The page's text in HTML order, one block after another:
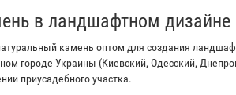
в ландшафтном дизайне
камень оптом для создания
городе Украины (Киевский, Одесский,
приусадебного участка.